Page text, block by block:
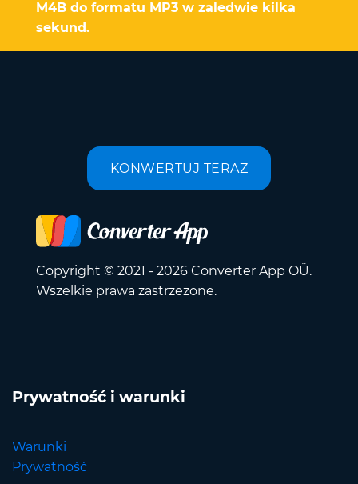
M4B do formatu MP3 w zaledwie kilka
sekund.
KONWERTUJ TERAZ
Copyright © 2021 - 2026 Converter App OÜ.
Wszelkie prawa zastrzeżone.
Prywatność i warunki
Warunki
Prywatność